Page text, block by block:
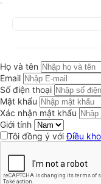
Họ và tên
Email
Số điện thoại
Mật khẩu
Xác nhận mật khẩu
Giới tính
Tôi đồng ý vớiĐiều